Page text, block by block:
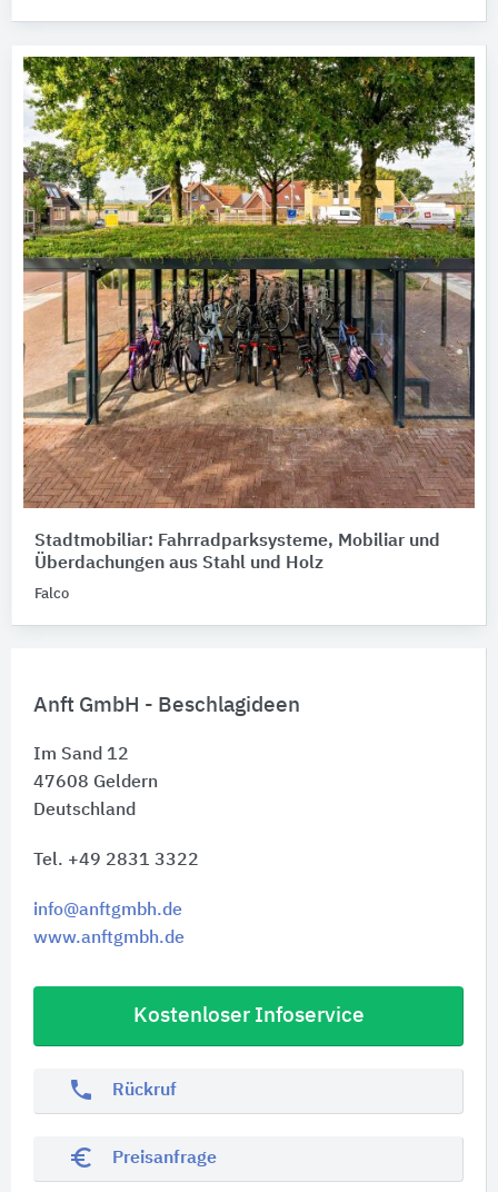
Anft GmbH - Beschlagideen
Im Sand 12
47608 Geldern
Deutschland
Tel. +49 2831 3322
info@anftgmbh.de
www.anftgmbh.de
Kostenloser Infoservice
phone Rückruf
euro_symbol Preisanfrage
Stadtmobiliar: Fahrradparksysteme, Mobiliar und
Überdachungen aus Stahl und Holz
Falco